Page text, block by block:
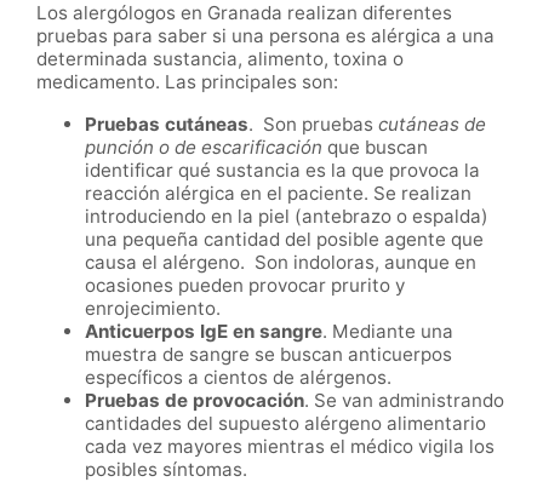
Los alergólogos en Granada realizan diferentes
pruebas para saber si una persona es alérgica a una
determinada sustancia, alimento, toxina o
medicamento. Las principales son:
Pruebas cutáneas. Son pruebas cutáneas de
punción o de escarificación que buscan
identificar qué sustancia es la que provoca la
reacción alérgica en el paciente. Se realizan
introduciendo en la piel (antebrazo o espalda)
una pequeña cantidad del posible agente que
causa el alérgeno. Son indoloras, aunque en
ocasiones pueden provocar prurito y
enrojecimiento.
Anticuerpos IgE en sangre. Mediante una
muestra de sangre se buscan anticuerpos
específicos a cientos de alérgenos.
Pruebas de provocación. Se van administrando
cantidades del supuesto alérgeno alimentario
cada vez mayores mientras el médico vigila los
posibles síntomas.